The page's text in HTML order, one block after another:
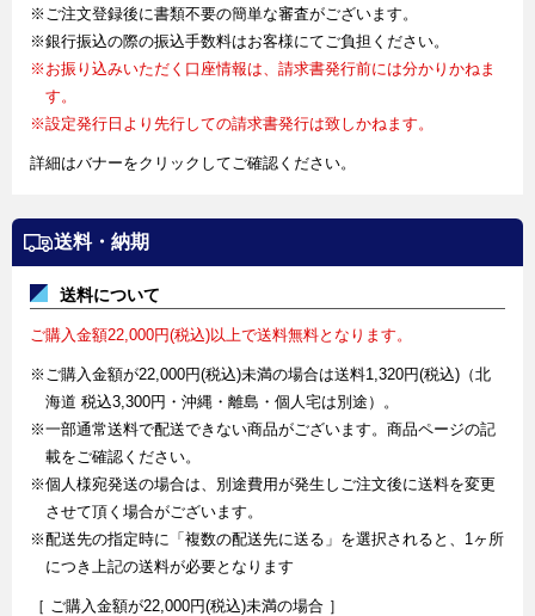
※ご注文登録後に書類不要の簡単な審査がございます。
※銀行振込の際の振込手数料はお客様にてご負担ください。
※お振り込みいただく口座情報は、請求書発行前には分かりかねま
す。
※設定発行日より先行しての請求書発行は致しかねます。
詳細はバナーをクリックしてご確認ください。
送料・納期
送料について
ご購入金額22,000円(税込)以上で送料無料となります。
※ご購入金額が22,000円(税込)未満の場合は送料1,320円(税込)（北
海道 税込3,300円・沖縄・離島・個人宅は別途）。
※一部通常送料で配送できない商品がございます。商品ページの記
載をご確認ください。
※個人様宛発送の場合は、別途費用が発生しご注文後に送料を変更
させて頂く場合がございます。
※配送先の指定時に「複数の配送先に送る」を選択されると、1ヶ所
につき上記の送料が必要となります
［ ご購入金額が22,000円(税込)未満の場合 ］